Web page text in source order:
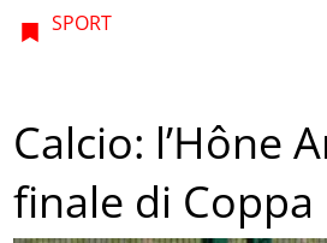
SPORT
Calcio: l’Hône
finale di